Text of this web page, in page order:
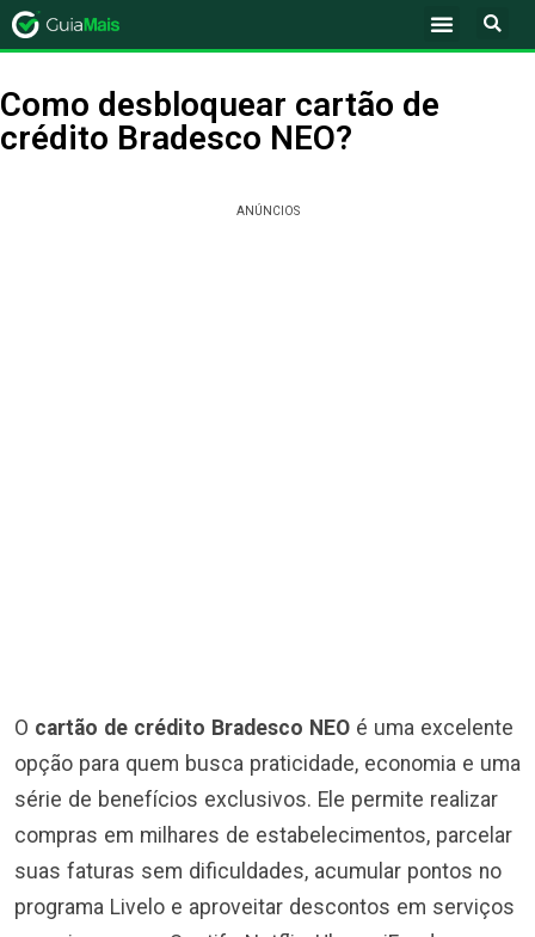
Como desbloquear cartão de
crédito Bradesco NEO?
ANÚNCIOS
O cartão de crédito Bradesco NEO é uma excelente
opção para quem busca praticidade, economia e uma
série de benefícios exclusivos. Ele permite realizar
compras em milhares de estabelecimentos, parcelar
suas faturas sem dificuldades, acumular pontos no
programa Livelo e aproveitar descontos em serviços